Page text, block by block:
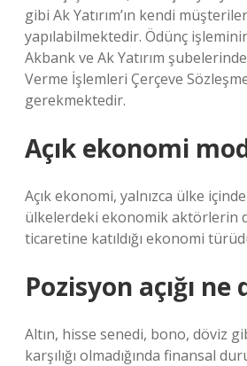
gibi Ak Yatırım’ın kendi
yapılabilmektedir. Ödünç
Akbank ve Ak Yatırım
Verme İşlemleri Çerçeve
gerekmektedir.
Açık ekonomi
Açık ekonomi, yalnızca ülke
ülkelerdeki ekonomik aktörlerin
ticaretine katıldığı ekonomi
Pozisyon açığı ne
Altın, hisse senedi, bono, döviz
karşılığı olmadığında finansal